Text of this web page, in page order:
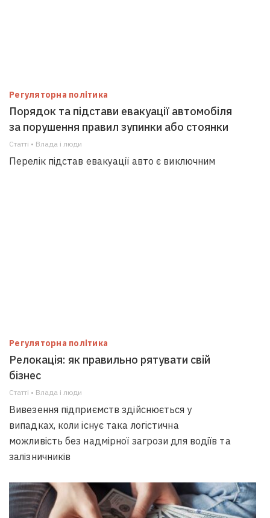
Регуляторна політика
Порядок та підстави евакуації автомобіля
за порушення правил зупинки або стоянки
Статті • Влада i люди
Перелік підстав евакуації авто є виключним
Регуляторна політика
Релокація: як правильно рятувати свій
бізнес
Статті • Влада i люди
Вивезення підприємств здійснюється у
випадках, коли існує така логістична
можливість без надмірної загрози для водіїв та
залізничників